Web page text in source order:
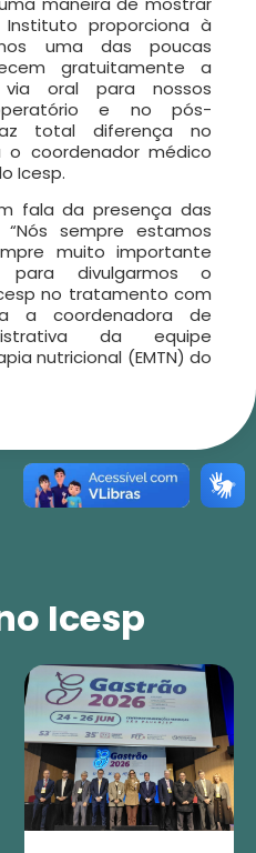
proporciona à
uma das poucas
gratuitamente a
oral para nossos
e no pós-
total diferença no
o coordenador médico
Icesp.
fala da presença das
sempre estamos
muito importante
para divulgarmos o
no tratamento com
a coordenadora de
da equipe
nutricional (EMTN) do
Icesp